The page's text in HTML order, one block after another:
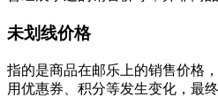
未划线价格
指的是商品在邮乐上的销售价格
用优惠券、积分等发生变化，最